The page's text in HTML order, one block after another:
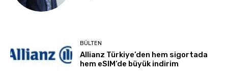
BÜLTEN
Allianz Türkiye’den hem sigortada
hem eSIM’de büyük indirim